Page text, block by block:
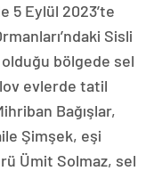
5 Eylül 2023’te
Sisli
bölgede sel
evlerde tatil
Bağışlar,
Şimşek, eşi
Ümit Solmaz, sel